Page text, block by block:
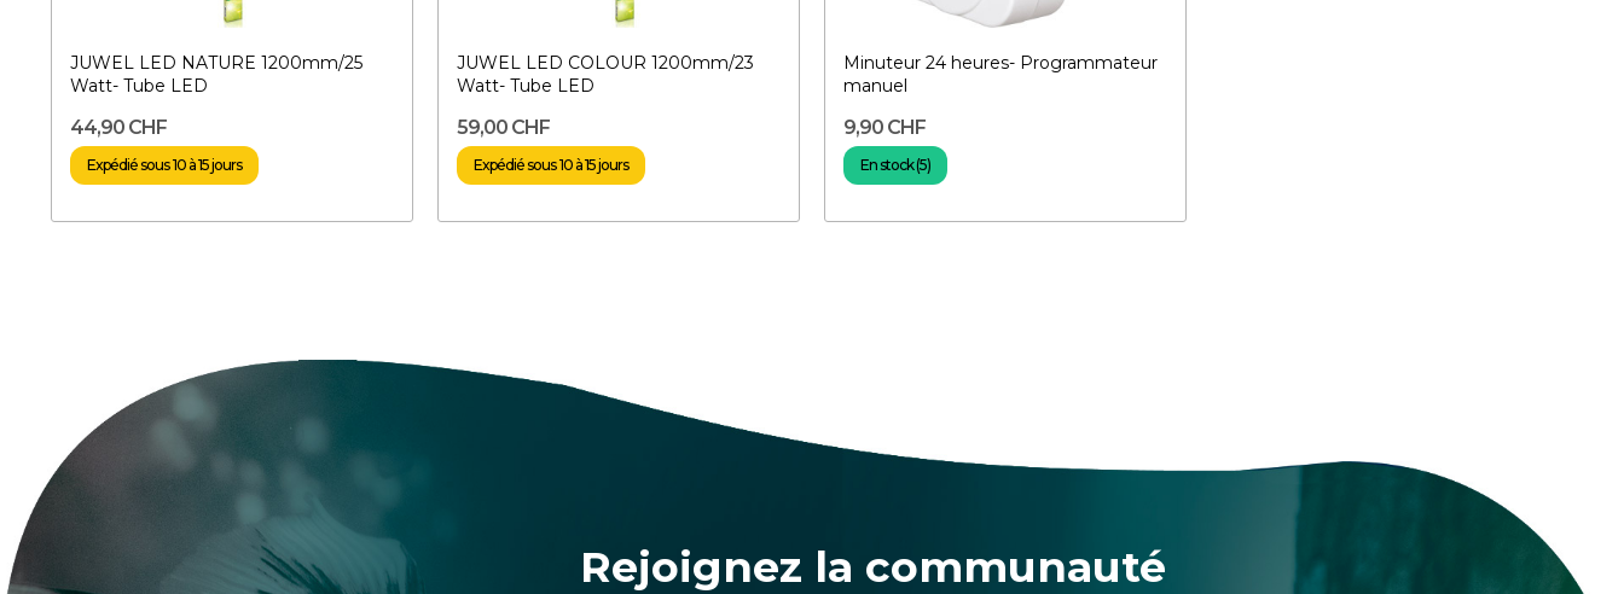
JUWEL LED NATURE 1200mm/25
Watt- Tube LED
44,90 CHF
Expédié sous 10 à 15 jours
JUWEL LED COLOUR 1200mm/23
Watt- Tube LED
59,00 CHF
Expédié sous 10 à 15 jours
Minuteur 24 heures- Programmateur
manuel
9,90 CHF
En stock (5)
Rejoignez la communauté